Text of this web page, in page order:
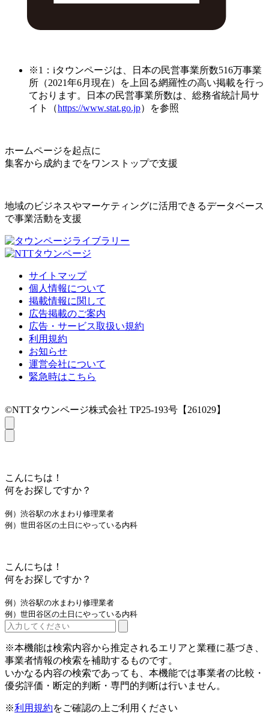
※1：iタウンページは、日本の民営事業所数516万事業
所（2021年6月現在）を上回る網羅性の高い掲載を行っ
ております。日本の民営事業所数は、総務省統計局サ
イト（https://www.stat.go.jp）を参照
ホームページを起点に
集客から成約までをワンストップで支援
地域のビジネスやマーケティングに活用できるデータベース
で事業活動を支援
サイトマップ
個人情報について
掲載情報に関して
広告掲載のご案内
広告・サービス取扱い規約
利用規約
お知らせ
運営会社について
緊急時はこちら
©NTTタウンページ株式会社 TP25-193号【261029】
こんにちは！
何をお探しですか？
例）渋谷駅の水まわり修理業者
例）世田谷区の土日にやっている内科
こんにちは！
何をお探しですか？
例）渋谷駅の水まわり修理業者
例）世田谷区の土日にやっている内科
※本機能は検索内容から推定されるエリアと業種に基づき、
事業者情報の検索を補助するものです。
いかなる内容の検索であっても、本機能では事業者の比較・
優劣評価・断定的判断・専門的判断は行いません。
※利用規約をご確認の上ご利用ください